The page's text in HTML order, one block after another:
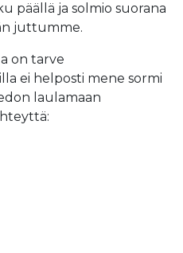
päällä ja solmio suorana
juttumme.
on tarve
ei helposti mene sormi
laulamaan